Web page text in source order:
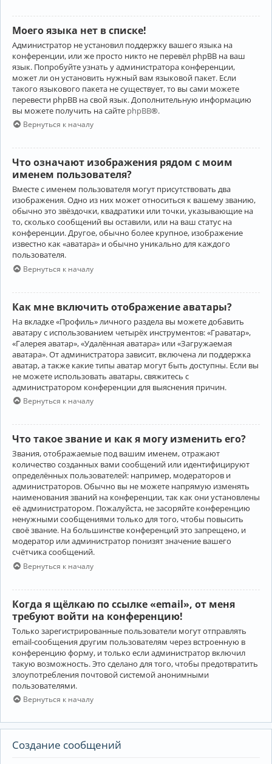
Моего языка нет в списке!
Администратор не установил поддержку вашего языка на
конференции, или же просто никто не перевёл phpBB на ваш
язык. Попробуйте узнать у администратора конференции,
может ли он установить нужный вам языковой пакет. Если
такого языкового пакета не существует, то вы сами можете
перевести phpBB на свой язык. Дополнительную информацию
вы можете получить на сайте phpBB®.
Вернуться к началу
Что означают изображения рядом с моим
именем пользователя?
Вместе с именем пользователя могут присутствовать два
изображения. Одно из них может относиться к вашему званию,
обычно это звёздочки, квадратики или точки, указывающие на
то, сколько сообщений вы оставили, или на ваш статус на
конференции. Другое, обычно более крупное, изображение
известно как «аватара» и обычно уникально для каждого
пользователя.
Вернуться к началу
Как мне включить отображение аватары?
На вкладке «Профиль» личного раздела вы можете добавить
аватару с использованием четырёх инструментов: «Граватар»,
«Галерея аватар», «Удалённая аватара» или «Загружаемая
аватара». От администратора зависит, включена ли поддержка
аватар, а также какие типы аватар могут быть доступны. Если вы
не можете использовать аватары, свяжитесь с
администратором конференции для выяснения причин.
Вернуться к началу
Что такое звание и как я могу изменить его?
Звания, отображаемые под вашим именем, отражают
количество созданных вами сообщений или идентифицируют
определённых пользователей: например, модераторов и
администраторов. Обычно вы не можете напрямую изменять
наименования званий на конференции, так как они установлены
её администратором. Пожалуйста, не засоряйте конференцию
ненужными сообщениями только для того, чтобы повысить
своё звание. На большинстве конференций это запрещено, и
модератор или администратор понизят значение вашего
счётчика сообщений.
Вернуться к началу
Когда я щёлкаю по ссылке «email», от меня
требуют войти на конференцию!
Только зарегистрированные пользователи могут отправлять
email-сообщения другим пользователям через встроенную в
конференцию форму, и только если администратор включил
такую возможность. Это сделано для того, чтобы предотвратить
злоупотребления почтовой системой анонимными
пользователями.
Вернуться к началу
Создание сообщений